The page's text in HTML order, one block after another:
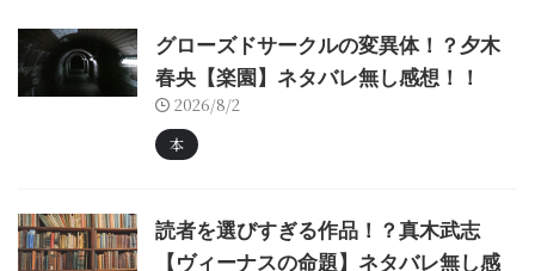
グローズドサークルの変異体！？夕木
春央【楽園】ネタバレ無し感想！！
2026/8/2
本
読者を選びすぎる作品！？真木武志
【ヴィーナスの命題】ネタバレ無し感